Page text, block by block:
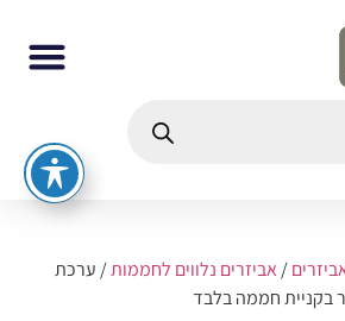
/אביזרים נלווים לחממות/ ערכת
בקניית חממה בלבד